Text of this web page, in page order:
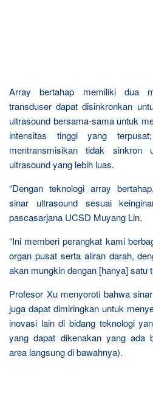
Array bertahap memiliki dua
transduser dapat disinkronkan
ultrasound bersama-sama untuk
intensitas tinggi yang
mentransmisikan tidak sinkron
ultrasound yang lebih luas.
“Dengan teknologi array
sinar ultrasound sesuai
pascasarjana UCSD Muyang Lin.
“Ini memberi perangkat kami
organ pusat serta aliran darah,
akan mungkin dengan [hanya] satu
Profesor Xu menyoroti bahwa
juga dapat dimiringkan untuk
inovasi lain di bidang teknologi
yang dapat dikenakan yang ada
area langsung di bawahnya).